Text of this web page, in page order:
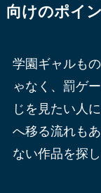
向けのポイ
学園ギャルも
ゃなく、罰ゲ
じを見たい人
へ移る流れも
ない作品を探